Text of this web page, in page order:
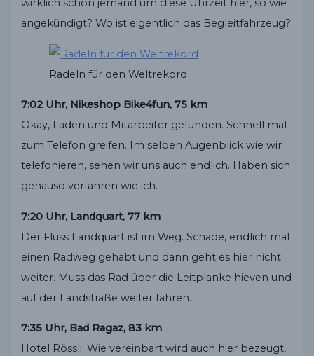
wirklich schon jemand um diese Uhrzeit hier, so wie
angekündigt? Wo ist eigentlich das Begleitfahrzeug?
Radeln für den Weltrekord
7:02 Uhr, Nikeshop Bike4fun, 75 km
Okay, Laden und Mitarbeiter gefunden. Schnell mal
zum Telefon greifen. Im selben Augenblick wie wir
telefonieren, sehen wir uns auch endlich. Haben sich
genauso verfahren wie ich.
7:20 Uhr, Landquart, 77 km
Der Fluss Landquart ist im Weg. Schade, endlich mal
einen Radweg gehabt und dann geht es hier nicht
weiter. Muss das Rad über die Leitplanke hieven und
auf der Landstraße weiter fahren.
7:35 Uhr, Bad Ragaz, 83 km
Hotel Rössli. Wie vereinbart wird auch hier bezeugt,